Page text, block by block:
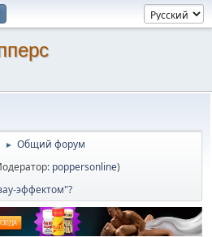
► Общий форум
poppersonline)
эффектом"?